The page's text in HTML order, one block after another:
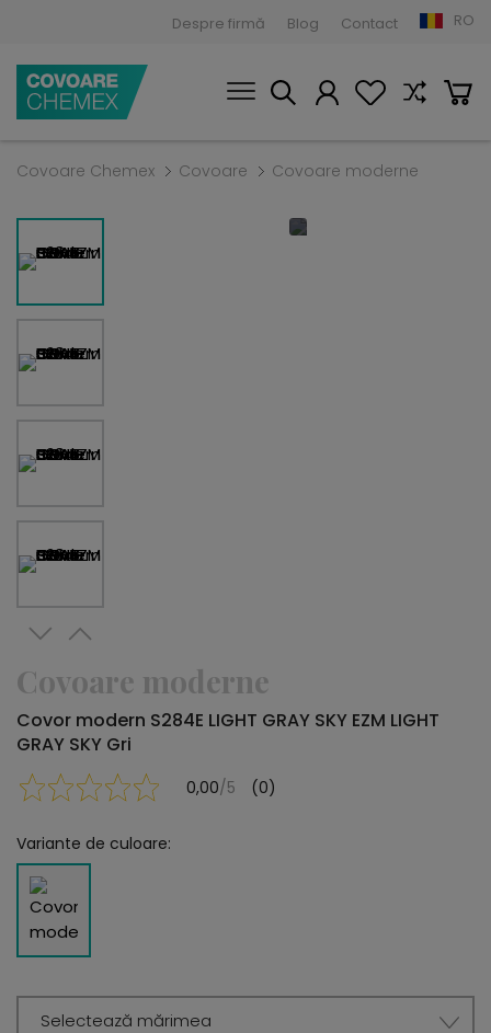
Despre firmă Blog Contact RO
Covoare Chemex Covoare Covoare moderne
Covoare moderne
Covor modern S284E LIGHT GRAY SKY EZM LIGHT
GRAY SKY Gri
0,00/5 (0)
Variante de culoare:
Selectează mărimea